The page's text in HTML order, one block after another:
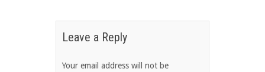
Leave a Reply
Your email address will not be